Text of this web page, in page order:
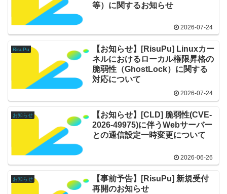
等）に関するお知らせ
2026-07-24
RisuPu
【お知らせ】[RisuPu] Linuxカー
ネルにおけるローカル権限昇格の
脆弱性（GhostLock）に関する
対応について
2026-07-24
お知らせ
【お知らせ】[CLD] 脆弱性(CVE-
2026-49975)に伴うWebサーバー
との通信設定一時変更について
2026-06-26
お知らせ
【事前予告】[RisuPu] 新規受付
再開のお知らせ